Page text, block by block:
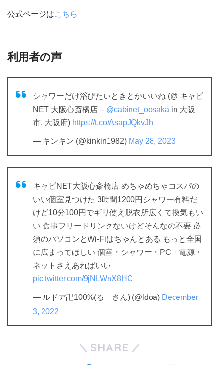
公式ページはこちら
利用者の声
シャワーだけ浴びたいときとかいいね (@ キャビ
NET 大阪心斎橋店 – @cabinet_oosaka in 大阪
市, 大阪府) https://t.co/AsapJQkvJh
— キンキン (@kinkin1982) May 28, 2023
キャビNET大阪心斎橋店 めちゃめちゃコスパの
いい個室見つけた 3時間1200円シャワー有料だ
けど10分100円でギリ使え脱衣所広くて換気もい
い 食事フリードリンクないけどそんなの不要 必
須のパソコンとWi-Fiはちゃんとある もっと全国
に広まってほしい 個室・シャワー・PC・電源・
ネットさえあればいい
pic.twitter.com/9jNLWnX8HC
— ルドア卍100%(るーさん) (@ldoa) December
3, 2022
SHARE